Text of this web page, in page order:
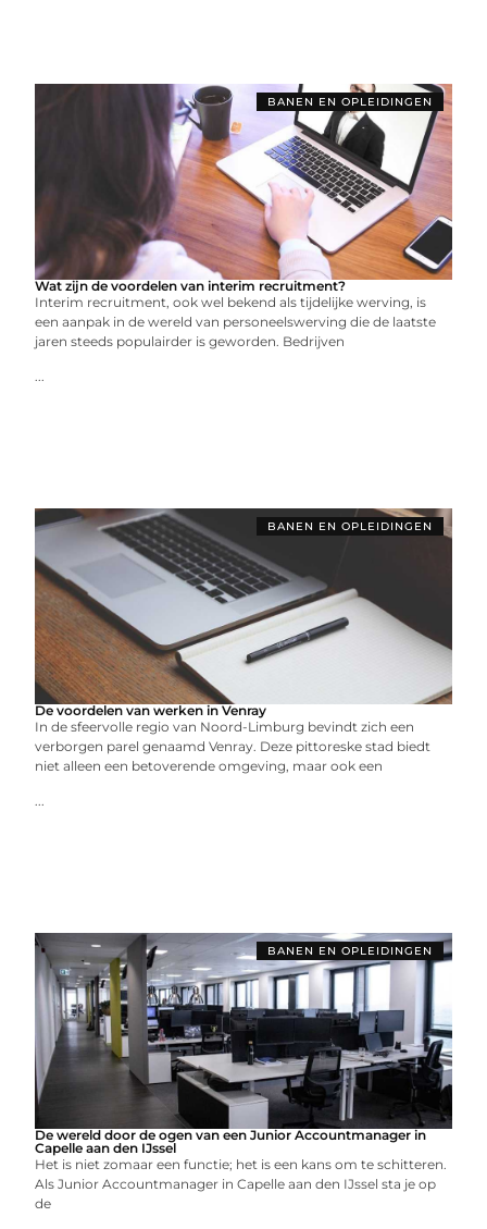
BANEN EN OPLEIDINGEN
Wat zijn de voordelen van interim recruitment?
Interim recruitment, ook wel bekend als tijdelijke werving, is
een aanpak in de wereld van personeelswerving die de laatste
jaren steeds populairder is geworden. Bedrijven
...
BANEN EN OPLEIDINGEN
De voordelen van werken in Venray
In de sfeervolle regio van Noord-Limburg bevindt zich een
verborgen parel genaamd Venray. Deze pittoreske stad biedt
niet alleen een betoverende omgeving, maar ook een
...
BANEN EN OPLEIDINGEN
De wereld door de ogen van een Junior Accountmanager in
Capelle aan den IJssel
Het is niet zomaar een functie; het is een kans om te schitteren.
Als Junior Accountmanager in Capelle aan den IJssel sta je op
de